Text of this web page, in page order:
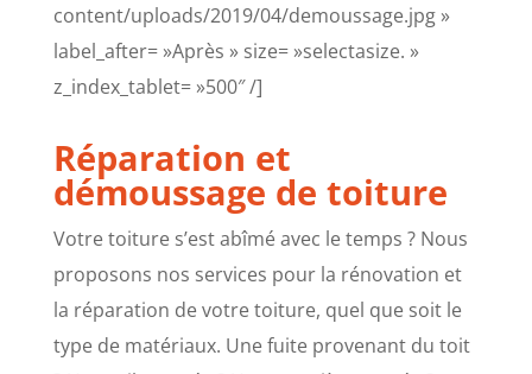
content/uploads/2019/04/demoussage.jpg »
label_after= »Après » size= »selectasize. »
z_index_tablet= »500″ /]
Réparation et
démoussage de toiture
Votre toiture s’est abîmé avec le temps ? Nous
proposons nos services pour la rénovation et
la réparation de votre toiture, quel que soit le
type de matériaux. Une fuite provenant du toit